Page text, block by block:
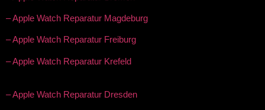
– Apple Watch Reparatur Magdeburg
– Apple Watch Reparatur Freiburg
– Apple Watch Reparatur Krefeld
– Apple Watch Reparatur Dresden